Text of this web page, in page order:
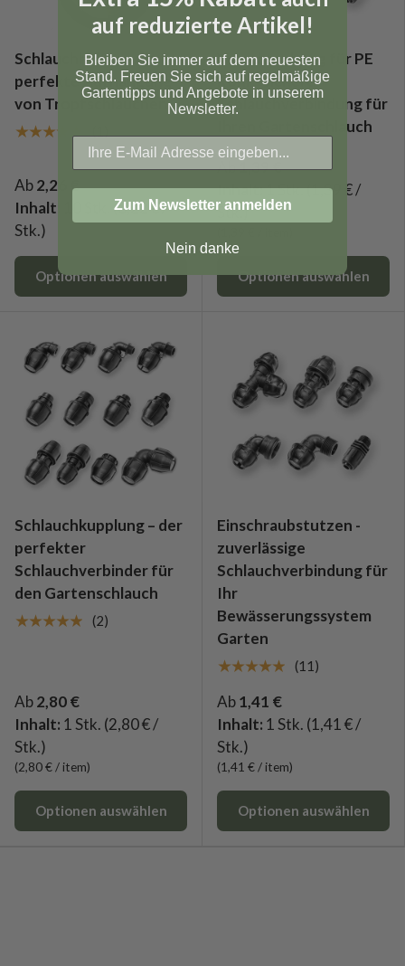
Schlauchhalter – die
perfekte Aufhängung
von Tropfschläuchen
★★★★★
Ab2,26 €
Inhalt:
(0,22 € /
Stk.)
Optionen auswählen
Verschraubung für PE
Rohr - sichere
Schlauchverbindung für
Ihren Gartenschlauch
Ab1,39 €
Inhalt:1 Stk.(1,39 € /
Stk.)
Optionen auswählen
Schlauchkupplung – der
perfekter
Schlauchverbinder für
den Gartenschlauch
★★★★★
(2)
Ab2,80 €
Inhalt: 1 Stk. (2,80 € /
Stk.)
Grundpreis
2,80 €/ item
Optionen auswählen
Einschraubstutzen -
zuverlässige
Schlauchverbindung für
Ihr
Bewässerungssystem
Garten
★★★★★
(11)
Ab1,41 €
Inhalt: 1 Stk. (1,41 € /
Stk.)
Grundpreis
1,41 €/ item
Optionen auswählen
auf reduzierte Artikel!
Bleiben Sie immer auf dem neuesten
Stand. Freuen Sie sich auf regelmäßige
Gartentipps und Angebote in unserem
Newsletter.
Zum Newsletter anmelden
Nein danke